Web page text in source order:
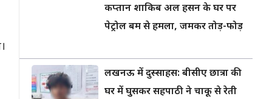
कप्तान शाकिब अल हसन के घर पर
पेट्रोल बम से हमला, जमकर तोड़-फोड़
लखनऊ में दुस्साहस: बीसीए छात्रा की
घर में घुसकर सहपाठी ने चाकू से रेती